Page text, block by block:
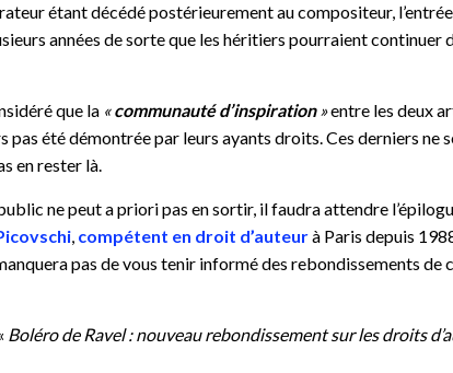
étant décédé postérieurement au compositeur,
années de sorte que les héritiers pourraient continuer
que la «communauté d’inspiration»entre les deux
pas été démontrée par leurs ayants droits. Ces derniers ne
en rester là.
ne peut a priori pas en sortir, il faudra attendre
, compétent en droit d’auteurà Paris depuis
pas de vous tenir informé des rebondissements de
Boléro de Ravel : nouveau rebondissement sur les droits